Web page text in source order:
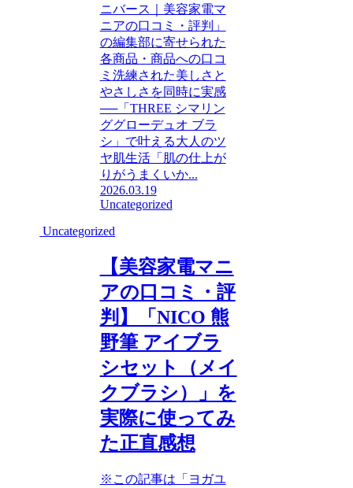
ニバース｜美容家電マ
ニアの口コミ・評判」
の編集部に寄せられた
各商品・商品への口コ
ミ洗練された美しさと
やさしさを同時に実感
──「THREE シマリン
ググローデュオ ブラ
シ」で叶える大人のツ
ヤ肌生活「肌の仕上が
りがうまくいか...
2026.03.19
Uncategorized
Uncategorized
【美容家電マニ
アの口コミ・評
判】「NICO 熊
野筆 アイブラ
シセット（メイ
クブラシ）」を
実際に使ってみ
た正直感想
※この記事は「ヨガユ